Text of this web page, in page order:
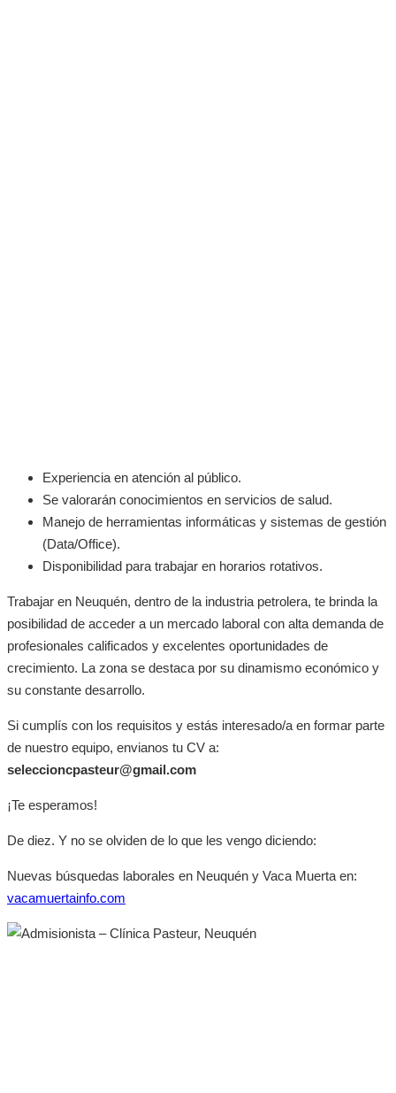
Experiencia en atención al público.
Se valorarán conocimientos en servicios de salud.
Manejo de herramientas informáticas y sistemas de gestión
(Data/Office).
Disponibilidad para trabajar en horarios rotativos.
Trabajar en Neuquén, dentro de la industria petrolera, te brinda la
posibilidad de acceder a un mercado laboral con alta demanda de
profesionales calificados y excelentes oportunidades de
crecimiento. La zona se destaca por su dinamismo económico y
su constante desarrollo.
Si cumplís con los requisitos y estás interesado/a en formar parte
de nuestro equipo, envianos tu CV a:
seleccioncpasteur@gmail.com
¡Te esperamos!
De diez. Y no se olviden de lo que les vengo diciendo:
Nuevas búsquedas laborales en Neuquén y Vaca Muerta en:
vacamuertainfo.com